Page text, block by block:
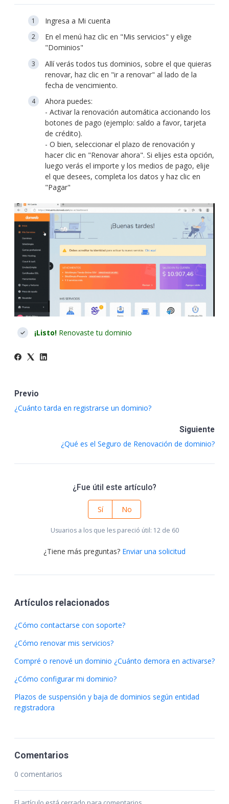
Ingresa a Mi cuenta
En el menú haz clic en "Mis servicios" y elige
"Dominios"
Allí verás todos tus dominios, sobre el que quieras
renovar, haz clic en "ir a renovar" al lado de la
fecha de vencimiento.
Ahora puedes:
- Activar la renovación automática accionando los
botones de pago (ejemplo: saldo a favor, tarjeta
de crédito).
- O bien, seleccionar el plazo de renovación y
hacer clic en "Renovar ahora". Si elijes esta opción,
luego verás el importe y los medios de pago, elije
el que desees, completa los datos y haz clic en
"Pagar"
¡Listo!Renovaste tu dominio
Previo
¿Cuánto tarda en registrarse un dominio?
Siguiente
¿Qué es el Seguro de Renovación de dominio?
¿Fue útil este artículo?
Sí No
Usuarios a los que les pareció útil: 12 de 60
¿Tiene más preguntas? Enviar una solicitud
Artículos relacionados
¿Cómo contactarse con soporte?
¿Cómo renovar mis servicios?
Compré o renové un dominio ¿Cuánto demora en activarse?
¿Cómo configurar mi dominio?
Plazos de suspensión y baja de dominios según entidad
registradora
Comentarios
0 comentarios